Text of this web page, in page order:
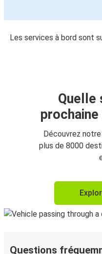
Les services à bord sont
Quelle
Découvrez
plus de 8000
Questions